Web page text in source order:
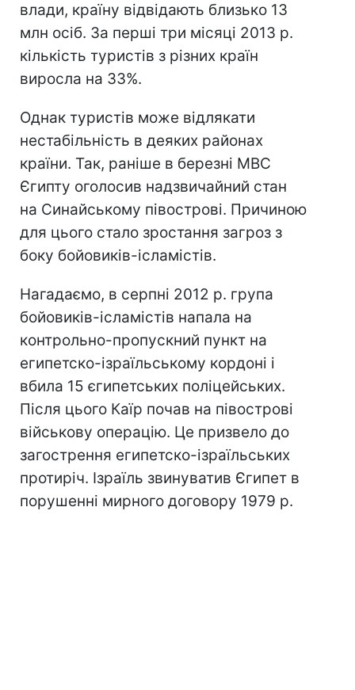
влади, країну відвідають близько 13
млн осіб. За перші три місяці 2013 р.
кількість туристів з різних країн
виросла на 33%.
Однак туристів може відлякати
нестабільність в деяких районах
країни. Так, раніше в березні МВС
Єгипту оголосив надзвичайний стан
на Синайському півострові. Причиною
для цього стало зростання загроз з
боку бойовиків-ісламістів.
Нагадаємо, в серпні 2012 р. група
бойовиків-ісламістів напала на
контрольно-пропускний пункт на
египетско-ізраїльському кордоні і
вбила 15 єгипетських поліцейських.
Після цього Каїр почав на півострові
військову операцію. Це призвело до
загострення египетско-ізраїльських
протиріч. Ізраїль звинуватив Єгипет в
порушенні мирного договору 1979 р.